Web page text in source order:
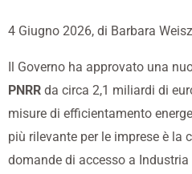
4 Giugno 2026, di Barbara Weisz
Il Governo ha approvato una
PNRR da circa 2,1 miliardi di
misure di efficientamento
più rilevante per le imprese è la
domande di accesso a